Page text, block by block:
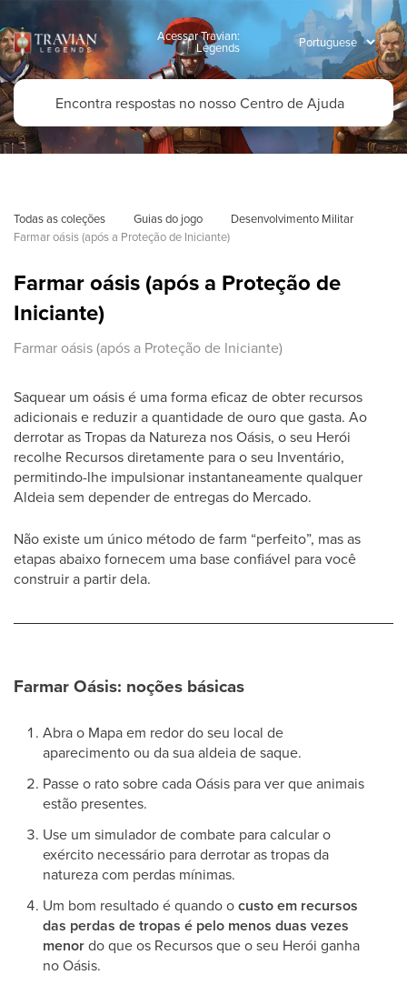
Acessar Travian:
Legends
Todas as coleções Guias do jogo
Desenvolvimento Militar
Farmar oásis (após a Proteção de Iniciante)
Farmar oásis (após a Proteção de
Iniciante)
Farmar oásis (após a Proteção de Iniciante)
Saquear um oásis é uma forma eficaz de obter recursos
adicionais e reduzir a quantidade de ouro que gasta. Ao
derrotar as Tropas da Natureza nos Oásis, o seu Herói
recolhe Recursos diretamente para o seu Inventário,
permitindo-lhe impulsionar instantaneamente qualquer
Aldeia sem depender de entregas do Mercado.
Não existe um único método de farm “perfeito”, mas as
etapas abaixo fornecem uma base confiável para você
construir a partir dela.
Farmar Oásis: noções básicas
Abra o Mapa em redor do seu local de
aparecimento ou da sua aldeia de saque.
Passe o rato sobre cada Oásis para ver que animais
estão presentes.
Use um simulador de combate para calcular o
exército necessário para derrotar as tropas da
natureza com perdas mínimas.
Um bom resultado é quando ocusto em recursos
das perdas de tropas é pelo menos duas vezes
menordo que os Recursos que o seu Herói ganha
no Oásis.